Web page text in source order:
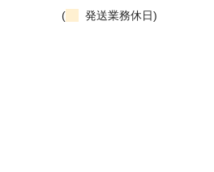
(
発送業務休日)